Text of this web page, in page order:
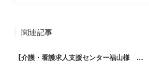
関連記事
【介護・看護求人支援センター福山様 ジャケット】